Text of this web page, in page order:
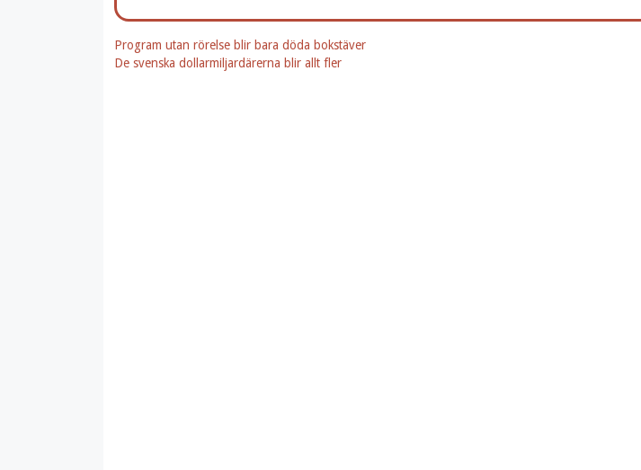
v
Program utan rörelse blir bara döda bokstäver
De svenska dollarmiljardärerna blir allt fler